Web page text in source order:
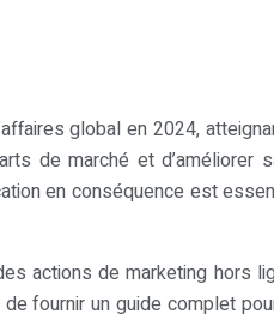
global en 2024,
de marché et d’améliorer
en conséquence est
actions de marketing hors
fournir un guide complet